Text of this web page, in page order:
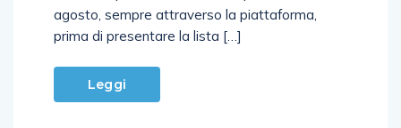
dovranno però essere votati il prossimo 16
agosto, sempre attraverso la piattaforma,
Leggi